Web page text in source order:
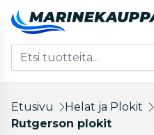
Etusivu Helat ja Plokit
Rutgerson plokit